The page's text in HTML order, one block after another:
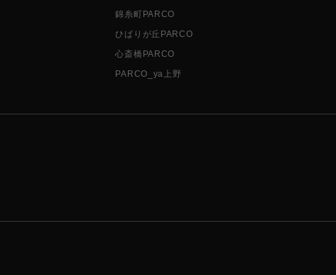
錦糸町PARCO
ひばりが丘PARCO
心斎橋PARCO
PARCO_ya上野